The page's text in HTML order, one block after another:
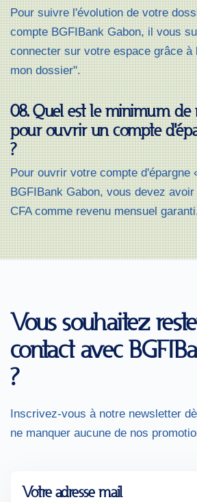
Pour suivre l'évolution de votre
compte BGFIBank Gabon, il vous
connecter sur votre espace grâce à
mon dossier".
08. Quel est le minimum de
pour ouvrir un compte
?
Pour ouvrir votre compte d'épargne
BGFIBank Gabon, vous devez
CFA comme revenu mensuel
Vous souhaitez
contact avec
?
Inscrivez-vous à notre newsletter
ne manquer aucune de nos
Votre adresse mail